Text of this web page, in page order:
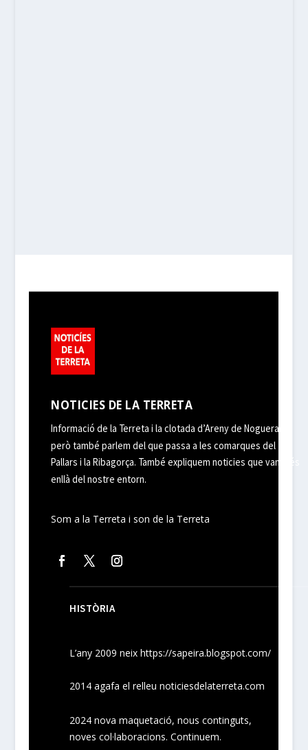
NOTICIES DE LA TERRETA
Informació de la Terreta i la clotada d’Areny de Noguera,
però també parlem del que passa a les comarques del
Pallars i la Ribagorça. També expliquem noticies que van més
enllà del nostre entorn.
Som a la Terreta i son de la Terreta
HISTÒRIA
L’any 2009 neixhttps://sapeira.blogspot.com/
2014 agafa el relleu noticiesdelaterreta.com
2024nova maquetació, nouscontinguts,
novescol·laboracions. Continuem.